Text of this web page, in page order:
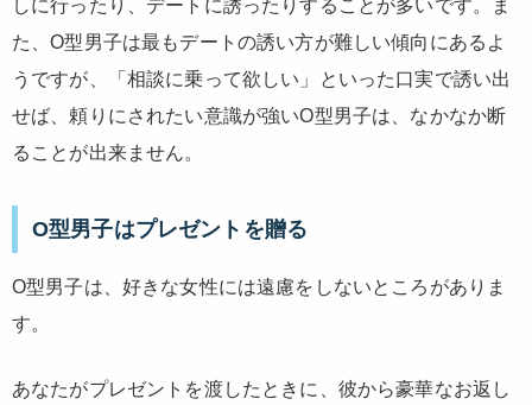
しに行ったり、デートに誘ったりすることが多いです。ま
た、O型男子は最もデートの誘い方が難しい傾向にあるよ
うですが、「相談に乗って欲しい」といった口実で誘い出
せば、頼りにされたい意識が強いO型男子は、なかなか断
ることが出来ません。
O型男子はプレゼントを贈る
O型男子は、好きな女性には遠慮をしないところがありま
す。
あなたがプレゼントを渡したときに、彼から豪華なお返し